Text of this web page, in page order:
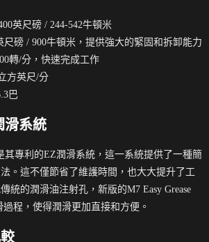
英尺磅 / 244-542牛頓米
尺磅 / 900牛頓米，提供強大的緊固和拆卸能力
轉/分，快速完成工作
方英尺/分
巴
滑系統
其專利的EZ潤滑系統，這一系統提供了一種簡
。這不僅節省了維護時間，也大大提升了工
統的潤滑油注射孔，新版的M7 Easy Grease
程，使得潤滑更加直接和方便。